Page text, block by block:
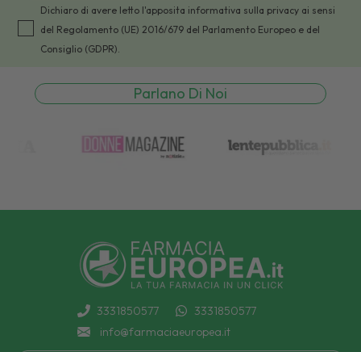
Dichiaro di avere letto l'apposita informativa sulla privacy ai sensi
del Regolamento (UE) 2016/679 del Parlamento Europeo e del
Consiglio (GDPR).
Parlano Di Noi
3331850577
3331850577
info@farmaciaeuropea.it